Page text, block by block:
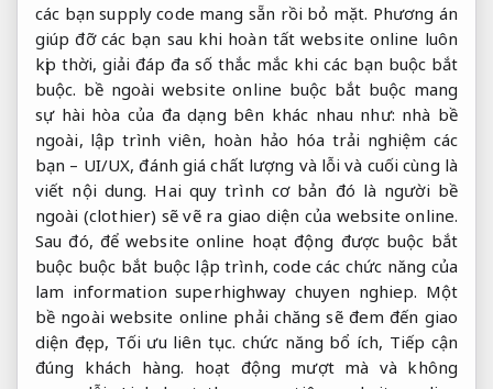
các bạn supply code mang sẵn rồi bỏ mặt. Phương án
giúp đỡ các bạn sau khi hoàn tất website online luôn
kịp thời, giải đáp đa số thắc mắc khi các bạn buộc bắt
buộc. bề ngoài website online buộc bắt buộc mang
sự hài hòa của đa dạng bên khác nhau như: nhà bề
ngoài, lập trình viên, hoàn hảo hóa trải nghiệm các
bạn – UI/UX, đánh giá chất lượng và lỗi và cuối cùng là
viết nội dung. Hai quy trình cơ bản đó là người bề
ngoài (clothier) sẽ vẽ ra giao diện của website online.
Sau đó, để website online hoạt động được buộc bắt
buộc buộc bắt buộc lập trình, code các chức năng của
lam information superhighway chuyen nghiep. Một
bề ngoài website online phải chăng sẽ đem đến giao
diện đẹp, Tối ưu liên tục. chức năng bổ ích, Tiếp cận
đúng khách hàng. hoạt động mượt mà và không